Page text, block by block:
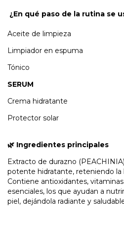
¿En qué paso de la rutina se
Aceite de limpieza
Limpiador en espuma
Tónico
SERUM
Crema hidratante
Protector solar
🌿 Ingredientes principales
Extracto de durazno
potente hidratante, reteniendo la
Contiene antioxidantes,
esenciales, los que ayudan a
piel, dejándola radiante y